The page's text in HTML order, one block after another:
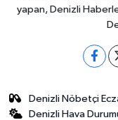
yapan, Denizli
Denizli Nöbetçi
Denizli Hava